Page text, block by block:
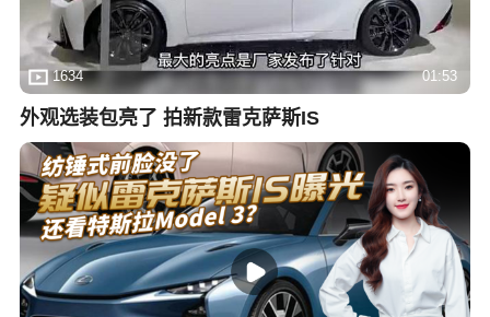
1634 01:53
外观选装包亮了 拍新款雷克萨斯IS